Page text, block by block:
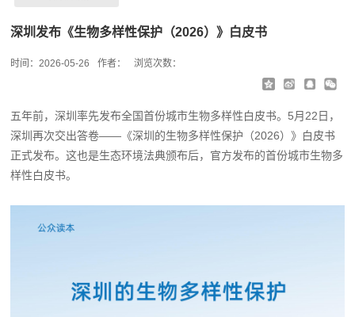
深圳发布《生物多样性保护（2026）》白皮书
时间：2026-05-26 作者： 浏览次数：
五年前，深圳率先发布全国首份城市生物多样性白皮书。5月22日，
深圳再次交出答卷——《深圳的生物多样性保护（2026）》白皮书
正式发布。这也是生态环境法典颁布后，官方发布的首份城市生物多
样性白皮书。